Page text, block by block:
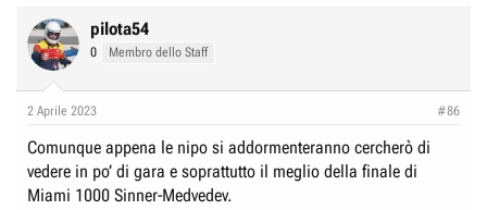
pilota54
0 Membro dello Staff
2 Aprile 2023 #86
Comunque appena le nipo si addormenteranno cercherò di
vedere in po’ di gara e soprattutto il meglio della finale di
Miami 1000 Sinner-Medvedev.